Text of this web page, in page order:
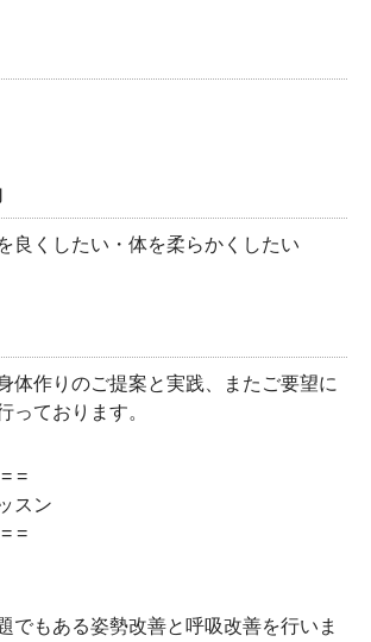
良くしたい・体を柔らかくしたい
体作りのご提案と実践、またご要望に
っております。
=
スン
=
でもある姿勢改善と呼吸改善を行いま